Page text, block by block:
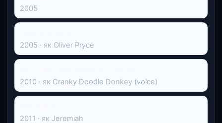
2005
2005 · як Oliver Pryce
2010 · як Cranky Doodle Donkey (voice)
2011 · як Jeremiah